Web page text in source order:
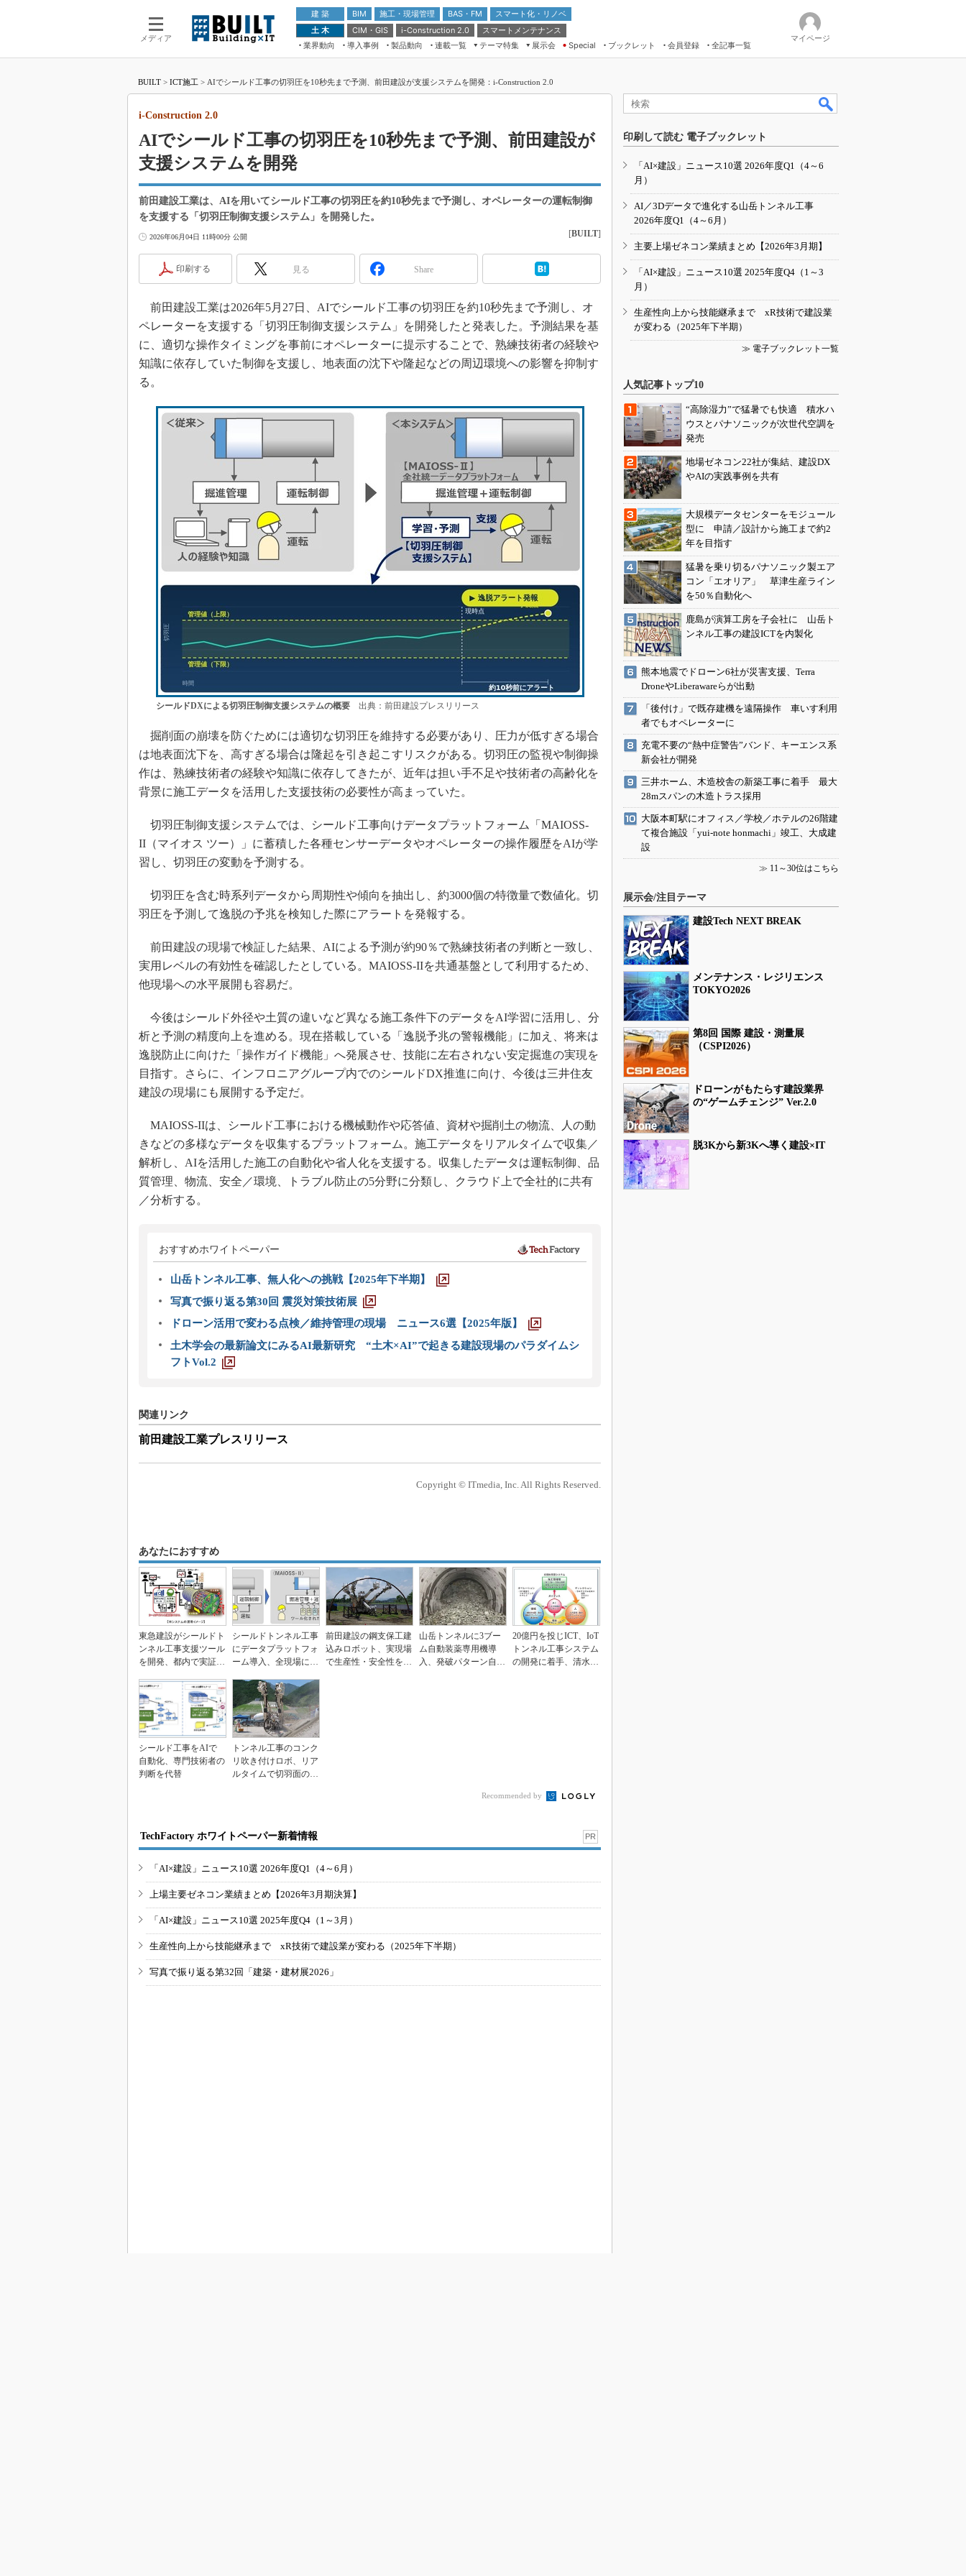
メディア
建 築 BIM 施工・現場管理 BAS・FM
スマート化・リノベ
土 木
CIM・GIS i-Construction 2.0
スマートメンテナンス
業界動向
導入事例 製品動向 連載一覧
テーマ特集
ドローンがもたらす建設業界の“ゲー
ムチェンジ” Ver.2.0
“Society5.0”時代のスマートビル
展示会
第8回 国際 建設・測量展
築・土木・不動産の先端技術展－
メンテナンス・レジリエンスOSAKA
IGAS2018
Special ブックレット 会員登録 全記事一覧
マイページ
BUILT > ICT施工 > AIでシールド工事の切羽圧を10秒先まで予測、前田建設が支援システムを開発：i-Construction 2.0
AIでシールド工事の切羽圧を10秒先まで予測、前田建設が
支援システムを開発
i-Construction 2.0
前田建設工業は、AIを用いてシールド工事の切羽圧を約10秒先まで予測し、オペレーターの運転制御
を支援する「切羽圧制御支援システム」を開発した。
2026年06月04日 11時00分 公開 [BUILT]
印刷する 見る Share
前田建設工業は2026年5月27日、AIでシールド工事の切羽圧を約10秒先まで予測し、オ
ペレーターを支援する「切羽圧制御支援システム」を開発したと発表した。予測結果を基
に、適切な操作タイミングを事前にオペレーターに提示することで、熟練技術者の経験や
知識に依存していた制御を支援し、地表面の沈下や隆起などの周辺環境への影響を抑制す
る。
シールドDXによる切羽圧制御支援システムの概要出典：前田建設プレスリリース
掘削面の崩壊を防ぐためには適切な切羽圧を維持する必要があり、圧力が低すぎる場合
は地表面沈下を、高すぎる場合は隆起を引き起こすリスクがある。切羽圧の監視や制御操
作は、熟練技術者の経験や知識に依存してきたが、近年は担い手不足や技術者の高齢化を
背景に施工データを活用した支援技術の必要性が高まっていた。
切羽圧制御支援システムでは、シールド工事向けデータプラットフォーム「MAIOSS-
II（マイオス ツー）」に蓄積した各種センサーデータやオペレーターの操作履歴をAIが学
習し、切羽圧の変動を予測する。
切羽圧を含む時系列データから周期性や傾向を抽出し、約3000個の特徴量で数値化。切
羽圧を予測して逸脱の予兆を検知した際にアラートを発報する。
前田建設の現場で検証した結果、AIによる予測が約90％で熟練技術者の判断と一致し、
実用レベルの有効性を確認したとしている。MAIOSS-IIを共通基盤として利用するため、
他現場への水平展開も容易だ。
今後はシールド外径や土質の違いなど異なる施工条件下のデータをAI学習に活用し、分
析と予測の精度向上を進める。現在搭載している「逸脱予兆の警報機能」に加え、将来は
逸脱防止に向けた「操作ガイド機能」へ発展させ、技能に左右されない安定掘進の実現を
目指す。さらに、インフロニアグループ内でのシールドDX推進に向け、今後は三井住友
建設の現場にも展開する予定だ。
MAIOSS-IIは、シールド工事における機械動作や応答値、資材や掘削土の物流、人の動
きなどの多様なデータを収集するプラットフォーム。施工データをリアルタイムで収集／
解析し、AIを活用した施工の自動化や省人化を支援する。収集したデータは運転制御、品
質管理、物流、安全／環境、トラブル防止の5分野に分類し、クラウド上で全社的に共有
／分析する。
おすすめホワイトペーパー
山岳トンネル工事、無人化への挑戦【2025年下半期】
写真で振り返る第30回 震災対策技術展
ドローン活用で変わる点検／維持管理の現場 ニュース6選【2025年版】
土木学会の最新論文にみるAI最新研究 “土木×AI”で起きる建設現場のパラダイムシ
フトVol.2
関連リンク
前田建設工業プレスリリース
Copyright © ITmedia, Inc. All Rights Reserved.
あなたにおすすめ
東急建設がシールドト
ンネル工事支援ツール
を開発、都内で実証実
シールドトンネル工事
にデータプラットフォ
ーム導入、全現場に展
前田建設の鋼支保工建
込みロボット、実現場
で生産性・安全性を確
山岳トンネルに3ブー
ム自動装薬専用機導
入、発破パターン自動
20億円を投じICT、IoT
トンネル工事システム
の開発に着手、清水建
シールド工事をAIで
自動化、専門技術者の
判断を代替
トンネル工事のコンク
リ吹き付けロボ、リア
ルタイムで切羽面の出
Recommended by
TechFactory ホワイトペーパー新着情報 PR
「AI×建設」ニュース10選 2026年度Q1（4～6月）
上場主要ゼネコン業績まとめ【2026年3月期決算】
「AI×建設」ニュース10選 2025年度Q4（1～3月）
生産性向上から技能継承まで xR技術で建設業が変わる（2025年下半期）
写真で振り返る第32回「建築・建材展2026」
印刷して読む 電子ブックレット
「AI×建設」ニュース10選 2026年度Q1（4～6
月）
AI／3Dデータで進化する山岳トンネル工事
2026年度Q1（4～6月）
主要上場ゼネコン業績まとめ【2026年3月期】
「AI×建設」ニュース10選 2025年度Q4（1～3
月）
生産性向上から技能継承まで xR技術で建設業
が変わる（2025年下半期）
≫ 電子ブックレット一覧
人気記事トップ10
“高除湿力”で猛暑でも快適 積水ハ
ウスとパナソニックが次世代空調を
発売
地場ゼネコン22社が集結、建設DX
やAIの実践事例を共有
大規模データセンターをモジュール
型に 申請／設計から施工まで約2
年を目指す
猛暑を乗り切るパナソニック製エア
コン「エオリア」 草津生産ライン
を50％自動化へ
鹿島が演算工房を子会社に 山岳ト
ンネル工事の建設ICTを内製化
熊本地震でドローン6社が災害支援、Terra
DroneやLiberawareらが出動
「後付け」で既存建機を遠隔操作 車いす利用
者でもオペレーターに
充電不要の“熱中症警告”バンド、キーエンス系
新会社が開発
三井ホーム、木造校舎の新築工事に着手 最大
28mスパンの木造トラス採用
大阪本町駅にオフィス／学校／ホテルの26階建
て複合施設「yui-note honmachi」竣工、大成建
設
≫ 11～30位はこちら
展示会/注目テーマ
建設Tech NEXT BREAK
メンテナンス・レジリエンス
TOKYO2026
第8回 国際 建設・測量展
（CSPI2026）
ドローンがもたらす建設業界
の“ゲームチェンジ” Ver.2.0
脱3Kから新3Kへ導く建設×IT